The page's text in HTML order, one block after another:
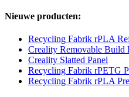
Nieuwe producten:
Recycling Fabrik rPLA
Creality Removable Build
Creality Slatted Panel
Recycling Fabrik rPETG
Recycling Fabrik rPLA